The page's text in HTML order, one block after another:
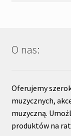
O nas:
Oferujemy
muzycznych,
muzyczną.
produktów na